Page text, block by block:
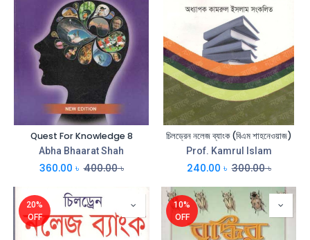
Quest For Knowledge 8
Abha Bhaarat Shah
360.00 ৳ 400.00৳
চিলড্রেন নলেজ ব্যাংক (বিএম শাহনেওয়াজ)
Prof. Kamrul Islam
240.00 ৳ 300.00৳
20%
OFF
10%
OFF